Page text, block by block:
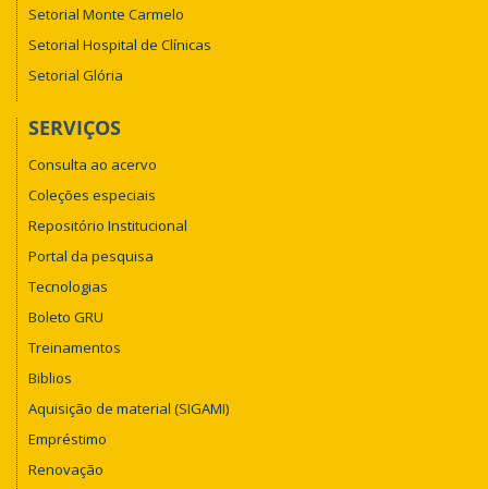
Setorial Monte Carmelo
Setorial Hospital de Clínicas
Setorial Glória
SERVIÇOS
Consulta ao acervo
Coleções especiais
Repositório Institucional
Portal da pesquisa
Tecnologias
Boleto GRU
Treinamentos
Biblios
Aquisição de material (SIGAMI)
Empréstimo
Renovação